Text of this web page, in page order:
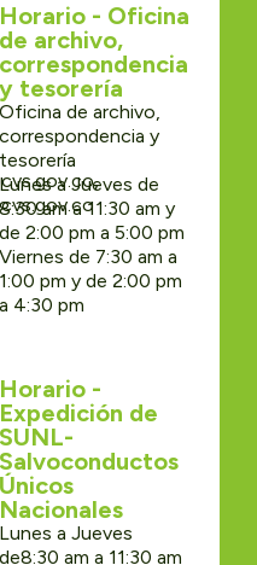
Horario - Oficina
de archivo,
correspondencia
y tesorería
Oficina de archivo,
correspondencia y
tesorería
Lunes a Jueves de
8:30 am a 11:30 am y
de 2:00 pm a 5:00 pm
Viernes de 7:30 am a
1:00 pm y de 2:00 pm
a 4:30 pm
Horario -
Expedición de
SUNL-
Salvoconductos
Únicos
Nacionales
Lunes a Jueves
de8:30 am a 11:30 am